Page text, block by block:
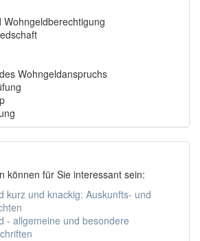
Wohngeldanspruchs
können für Sie interessant sein:
kurz und knackig: Auskunfts- und
- allgemeine und besondere